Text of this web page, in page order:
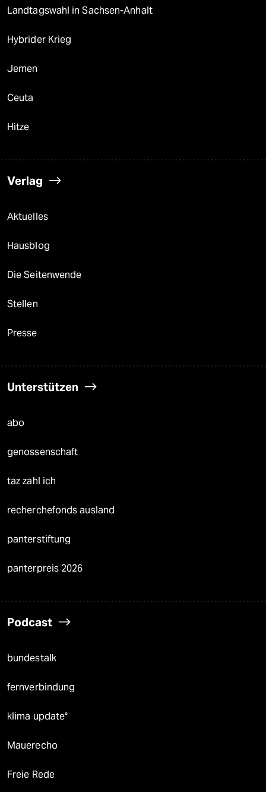
Landtagswahl in Sachsen-Anhalt
Hybrider Krieg
Jemen
Ceuta
Hitze
Verlag
Aktuelles
Hausblog
Die Seitenwende
Stellen
Presse
Unterstützen
abo
genossenschaft
taz zahl ich
recherchefonds ausland
panterstiftung
panterpreis 2026
Podcast
bundestalk
fernverbindung
klima update°
Mauerecho
Freie Rede